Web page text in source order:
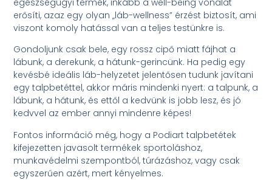
erősíti, azaz egy olyan „láb-wellness” érzést biztosít, ami
viszont komoly hatással van a teljes testünkre is.
Gondoljunk csak bele, egy rossz cipő miatt fájhat a
lábunk, a derekunk, a hátunk-gerincünk. Ha pedig egy
kevésbé ideális láb-helyzetet jelentősen tudunk javítani
egy talpbetéttel, akkor máris mindenki nyert: a talpunk, a
lábunk, a hátunk, és ettől a kedvünk is jobb lesz, és jó
kedvvel az ember annyi mindenre képes!
Fontos információ még, hogy a Podiart talpbetétek
kifejezetten javasolt termékek sportoláshoz,
munkavédelmi szempontból, túrázáshoz, vagy csak
egyszerűen azért, mert kényelmes.